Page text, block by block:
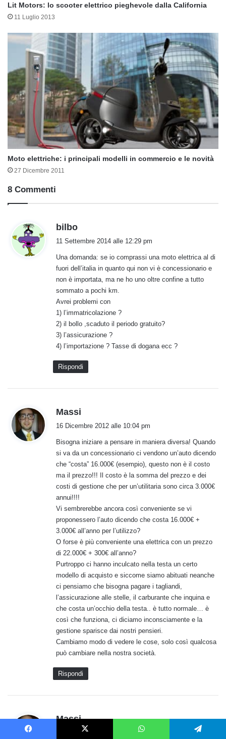
Lit Motors: lo scooter elettrico pieghevole dalla California
11 Luglio 2013
Moto elettriche: i principali modelli in commercio e le novità
27 Dicembre 2011
8 Commenti
bilbo
e
t
t
o
:
11 Settembre 2014 alle 12:29 pm
Una domanda: se io comprassi una moto elettrica al di
fuori dell’italia in quanto qui non vi è concessionario e
non è importata, ma ne ho uno oltre confine a tutto
sommato a pochi km.
Avrei problemi con
1) l’immatricolazione ?
2) il bollo ,scaduto il periodo gratuito?
3) l’assicurazione ?
4) l’importazione ? Tasse di dogana ecc ?
Rispondi
Massi
e
t
t
o
:
16 Dicembre 2012 alle 10:04 pm
Bisogna iniziare a pensare in maniera diversa! Quando
si va da un concessionario ci vendono un’auto dicendo
che “costa” 16.000€ (esempio), questo non è il costo
ma il prezzo!!! Il costo è la somma del prezzo e dei
costi di gestione che per un’utilitaria sono circa 3.000€
annui!!!!
Vi sembrerebbe ancora così conveniente se vi
proponessero l’auto dicendo che costa 16.000€ +
3.000€ all’anno per l’utilizzo?
O forse è più conveniente una elettrica con un prezzo
di 22.000€ + 300€ all’anno?
Purtroppo ci hanno inculcato nella testa un certo
modello di acquisto e siccome siamo abituati neanche
ci pensiamo che bisogna pagare i tagliandi,
l’assicurazione alle stelle, il carburante che inquina e
che costa un’occhio della testa.. è tutto normale… è
così che funziona, ci diciamo inconsciamente e la
gestione sparisce dai nostri pensieri.
Cambiamo modo di vedere le cose, solo così qualcosa
può cambiare nella nostra società.
Rispondi
Massi
a
16 Dicembre 2012 alle 9:49 pm